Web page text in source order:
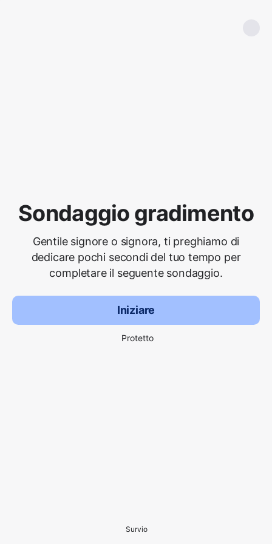
Sondaggio gradimento
Gentile signore o signora, ti preghiamo di
dedicare pochi secondi del tuo tempo per
completare il seguente sondaggio.
Iniziare
Protetto
Survio